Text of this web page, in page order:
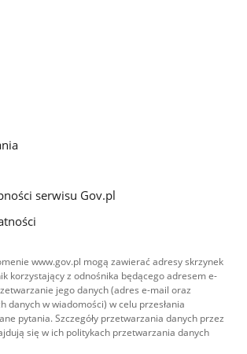
serwisu Gov.pl
www.gov.pl mogą zawierać adresy skrzynek
korzystający z odnośnika będącego adresem e-
jego danych (adres e-mail oraz
danych w wiadomości) w celu przesłania
pytania. Szczegóły przetwarzania danych przez
się w ich politykach przetwarzania danych